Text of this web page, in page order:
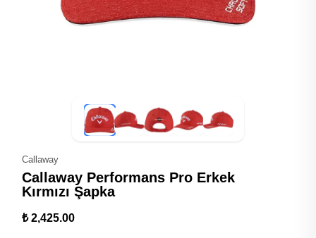
Callaway
Callaway Performans Pro Erkek
Kırmızı Şapka
₺ 2,425.00